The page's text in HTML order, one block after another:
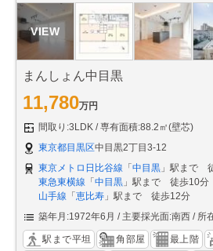
まんしょん中目黒
11,780万円
間取り:3LDK
専有面積:88.2㎡(壁芯)
東京都目黒区中目黒2丁目3-12
東京メトロ日比谷線 「 中目黒 」駅まで
東急東横線 「 中目黒 」駅まで 徒歩10分
山手線 「 恵比寿 」駅まで 徒歩12分
築年月:1972年6月
主要採光面:南西 所
駅まで平坦 角部屋 最上階